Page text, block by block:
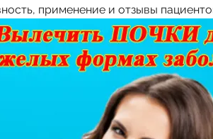
применение и отзывы